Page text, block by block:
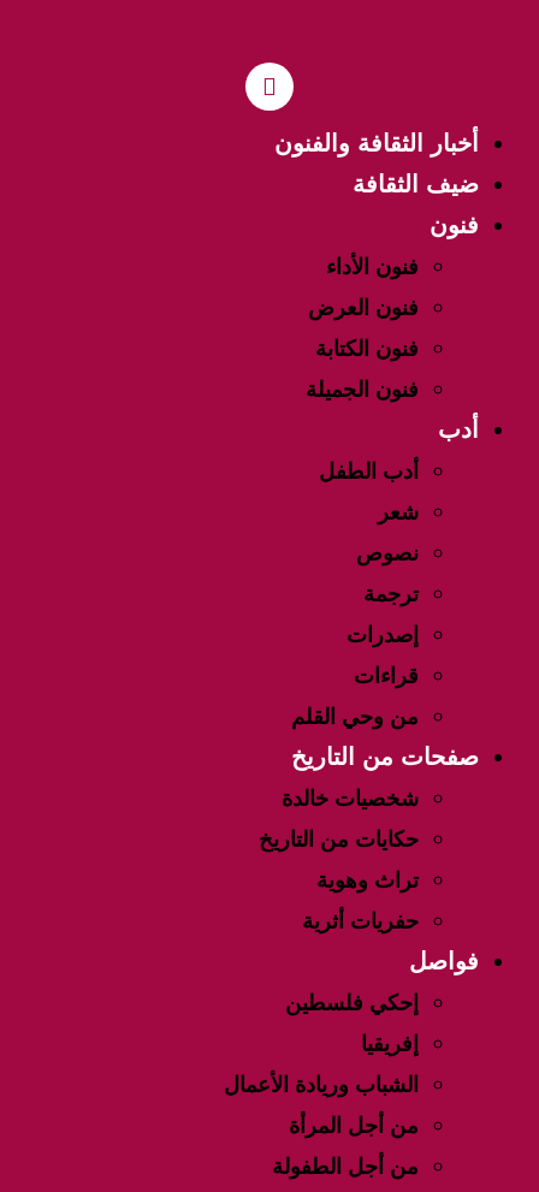
أخبار الثقافة والفنون
ضيف الثقافة
فنون
فنون الأداء
فنون العرض
فنون الكتابة
فنون الجميلة
أدب
أدب الطفل
شعر
نصوص
ترجمة
إصدرات
قراءات
من وحي القلم
صفحات من التاريخ
شخصيات خالدة
حكايات من التاريخ
تراث وهوية
حفريات أثرية
فواصل
إحكي فلسطين
إفريقيا
الشباب وريادة الأعمال
من أجل المرأة
من أجل الطفولة